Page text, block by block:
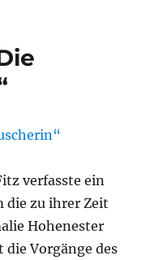
verfasste ein
die zu ihrer Zeit
Hohenester
die Vorgänge des